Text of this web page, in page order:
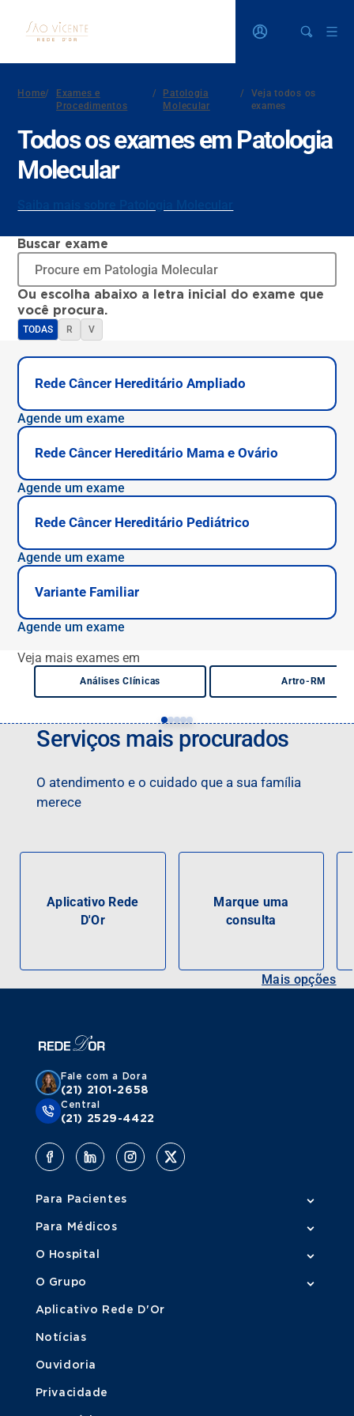
Home/
Exames e
Procedimentos
/
Patologia
Molecular
/
Veja todos os
exames
Todos os exames em Patologia
Molecular
Buscar exame
Ou escolha abaixo a letra inicial do exame que
você procura.
TODAS R V
Rede Câncer Hereditário Ampliado
Agende um exame
Rede Câncer Hereditário Mama e Ovário
Agende um exame
Rede Câncer Hereditário Pediátrico
Agende um exame
Variante Familiar
Agende um exame
Veja mais exames em
Análises Clínicas Artro-RM
Serviços mais procurados
O atendimento e o cuidado que a sua família
merece
Aplicativo Rede
D'Or
Marque uma
consulta
Mais opções
Fale com a Dora
(21) 2101-2658
Central
(21) 2529-4422
Para Pacientes
Para Médicos
O Hospital
O Grupo
Aplicativo Rede D'Or
Notícias
Ouvidoria
Privacidade